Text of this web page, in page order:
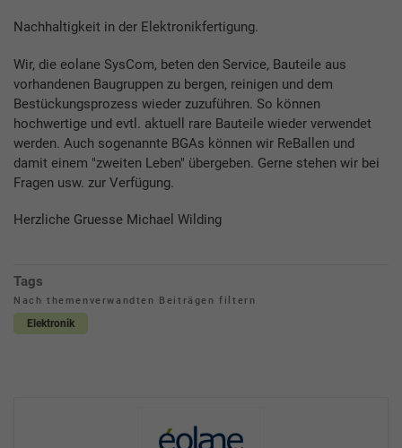
Nachhaltigkeit in der Elektronikfertigung.
Wir, die eolane SysCom, beten den Service, Bauteile aus
vorhandenen Baugruppen zu bergen, reinigen und dem
Bestückungsprozess wieder zuzuführen. So können
hochwertige und evtl. aktuell rare Bauteile wieder verwendet
werden. Auch sogenannte BGAs können wir ReBallen und
damit einem "zweiten Leben" übergeben. Gerne stehen wir bei
Fragen usw. zur Verfügung.
Herzliche Gruesse Michael Wilding
Tags
Nach themenverwandten Beiträgen filtern
Elektronik